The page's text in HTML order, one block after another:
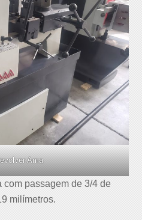
Ama
com passagem de 3/4 de
milímetros.